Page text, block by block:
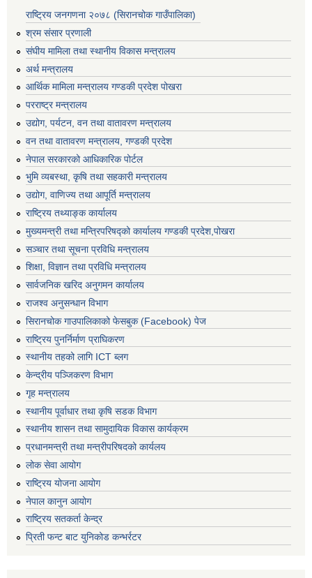
राष्ट्रिय जनगणना २०७८ (सिरानचोक गाउँपालिका)
श्रम संसार प्रणाली
संघीय मामिला तथा स्थानीय विकास मन्त्रालय
अर्थ मन्त्रालय
आर्थिक मामिला मन्त्रालय गण्डकी प्रदेश पोखरा
परराष्ट्र मन्त्रालय
उद्योग, पर्यटन, वन तथा वातावरण मन्त्रालय
वन तथा वातावरण मन्त्रालय, गण्डकी प्रदेश
नेपाल सरकारको आधिकारिक पोर्टल
भुमि व्यबस्था, कृषि तथा सहकारी मन्त्रालय
उद्योग, वाणिज्य तथा आपूर्ति मन्त्रालय
राष्ट्रिय तथ्याङ्क कार्यालय
मुख्यमन्त्री तथा मन्त्रिपरिषद्को कार्यालय गण्डकी प्रदेश,पोखरा
सञ्‍चार तथा सूचना प्रविधि मन्त्रालय
शिक्षा, विज्ञान तथा प्रविधि मन्त्रालय
सार्वजनिक खरिद अनुगमन कार्यालय
राजश्व अनुसन्धान विभाग
सिरानचोक गाउपालिकाको फेसबुक (Facebook) पेज
राष्ट्रिय पुनर्निर्माण प्राघिकरण
स्थानीय तहको लागि ICT ब्लग
केन्द्रीय पञ्जिकरण विभाग
गृह मन्त्रालय
स्थानीय पूर्वाधार तथा कृषि सडक विभाग
स्थानीय शासन तथा सामुदायिक विकास कार्यक्रम
प्रधानमन्त्री तथा मन्त्रीपरिषदको कार्यलय
लोक सेवा आयोग
राष्ट्रिय योजना आयोग
नेपाल कानुन आयोग
राष्ट्रिय सतकर्ता केन्द्र
प्रिती फन्ट बाट युनिकोड कन्भर्रटर